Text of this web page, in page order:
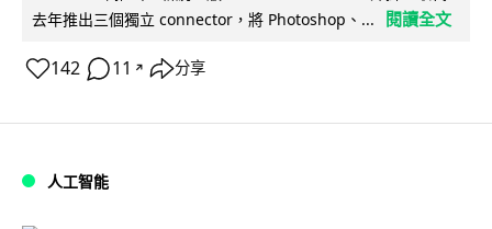
去年推出三個獨立 connector，將 Photoshop、...
閱讀全文
142 11 ↗ 分享
人工智能